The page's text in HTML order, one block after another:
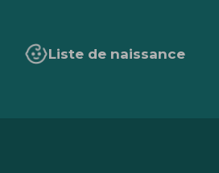
Liste de naissance